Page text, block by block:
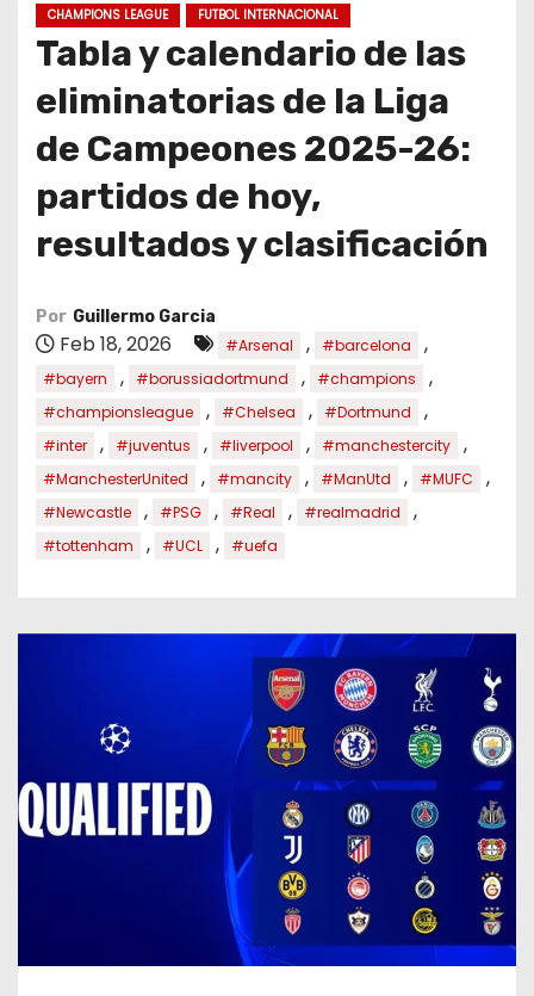
CHAMPIONS LEAGUE FUTBOL INTERNACIONAL
Tabla y calendario de las
eliminatorias de la Liga
de Campeones 2025-26:
partidos de hoy,
resultados y clasificación
Por Guillermo Garcia
Feb 18, 2026 #Arsenal , #barcelona ,
#bayern , #borussiadortmund , #champions ,
#championsleague , #Chelsea , #Dortmund ,
#inter , #juventus , #liverpool , #manchestercity ,
#ManchesterUnited , #mancity , #ManUtd , #MUFC ,
#Newcastle , #PSG , #Real , #realmadrid ,
#tottenham , #UCL , #uefa